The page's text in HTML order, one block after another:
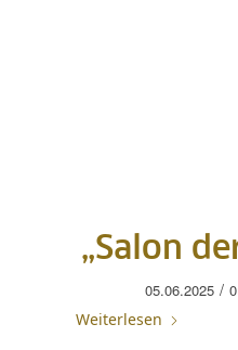
„Salon
05.06.2025 /
Weiterlesen